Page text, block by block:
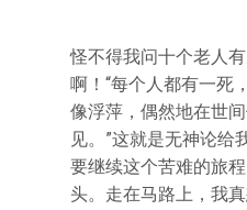
怪不得我问十个老人
啊！“每个人都有一死
像浮萍，偶然地在世
见。”这就是无神论给
要继续这个苦难的旅
头。走在马路上，我